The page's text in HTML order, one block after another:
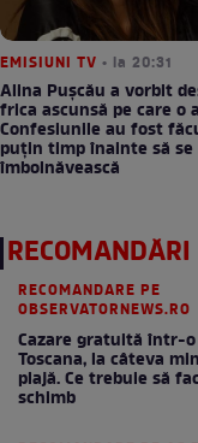
EMISIUNI TV • la 20:31
Alina Pușcău a vorbit
frica ascunsă pe care o
Confesiunile au fost
puțin timp înainte să se
îmbolnăvească
RECOMANDĂRI
RECOMANDARE PE
OBSERVATORNEWS.RO
Cazare gratuită într-
Toscana, la câteva
plajă. Ce trebuie să
schimb